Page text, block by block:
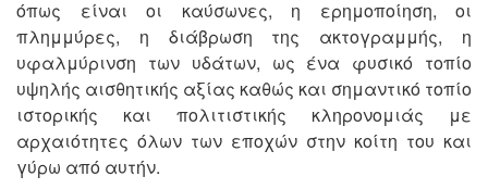
όπως είναι οι καύσωνες, η ερημοποίηση, οι
πλημμύρες, η διάβρωση της ακτογραμμής, η
υφαλμύρινση των υδάτων, ως ένα φυσικό τοπίο
υψηλής αισθητικής αξίας καθώς και σημαντικό τοπίο
ιστορικής και πολιτιστικής κληρονομιάς με
αρχαιότητες όλων των εποχών στην κοίτη του και
γύρω από αυτήν.